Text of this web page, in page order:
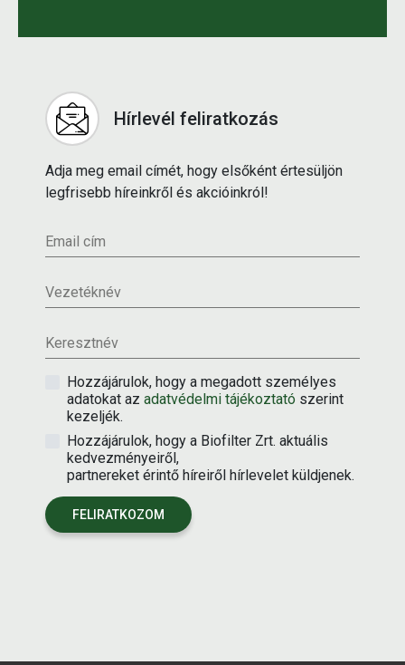
Hírlevél feliratkozás
Adja meg email címét, hogy elsőként értesüljön
legfrisebb híreinkről és akcióinkról!
Email cím
Vezetéknév
Keresztnév
Hozzájárulok, hogy a megadott személyes
adatokat az adatvédelmi tájékoztató szerint
kezeljék.
Hozzájárulok, hogy a Biofilter Zrt. aktuális
kedvezményeiről,
partnereket érintő híreiről hírlevelet küldjenek.